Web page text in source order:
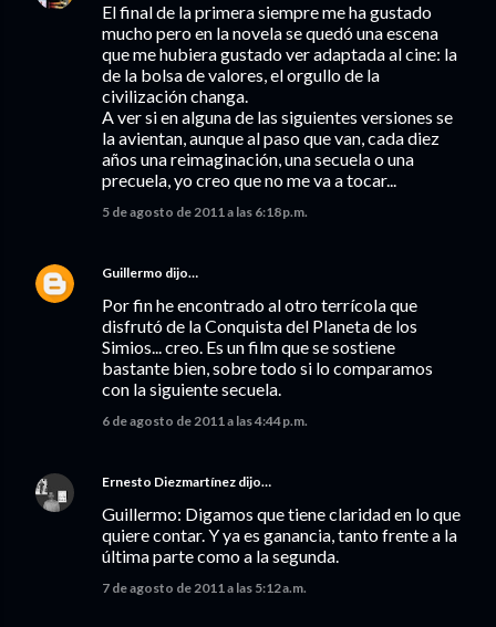
El final de la primera siempre me ha gustado
mucho pero en la novela se quedó una escena
que me hubiera gustado ver adaptada al cine: la
de la bolsa de valores, el orgullo de la
civilización changa.
A ver si en alguna de las siguientes versiones se
la avientan, aunque al paso que van, cada diez
años una reimaginación, una secuela o una
precuela, yo creo que no me va a tocar...
5 de agosto de 2011 a las 6:18 p.m.
Guillermo dijo…
Por fin he encontrado al otro terrícola que
disfrutó de la Conquista del Planeta de los
Simios... creo. Es un film que se sostiene
bastante bien, sobre todo si lo comparamos
con la siguiente secuela.
6 de agosto de 2011 a las 4:44 p.m.
Ernesto Diezmartínez dijo…
Guillermo: Digamos que tiene claridad en lo que
quiere contar. Y ya es ganancia, tanto frente a la
última parte como a la segunda.
7 de agosto de 2011 a las 5:12 a.m.